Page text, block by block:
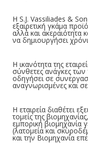
Η S.J. Vassiliades &
εξαιρετική γκάμα
αλλά και ακεραιότητα
να δημιουργήσει
Η ικανότητα της
σύνθετες ανάγκες
οδηγήσει σε
αναγνωρισμένες και
Η εταιρεία διαθέτει
τομείς της
εμπορική βιομηχανία
(λατομεία και
και την Βιομηχανία